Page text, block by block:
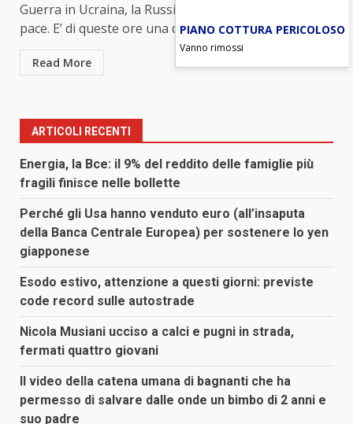
Guerra in Ucraina, la Russia apre alle proposte di
pace. E’ di queste ore una dichiarazione della...
Read More
ARTICOLI RECENTI
Energia, la Bce: il 9% del reddito delle famiglie più
fragili finisce nelle bollette
Perché gli Usa hanno venduto euro (all’insaputa
della Banca Centrale Europea) per sostenere lo yen
giapponese
Esodo estivo, attenzione a questi giorni: previste
code record sulle autostrade
Nicola Musiani ucciso a calci e pugni in strada,
fermati quattro giovani
Il video della catena umana di bagnanti che ha
permesso di salvare dalle onde un bimbo di 2 anni e
suo padre
PIANO COTTURA PERICOLOSO
Vanno rimossi